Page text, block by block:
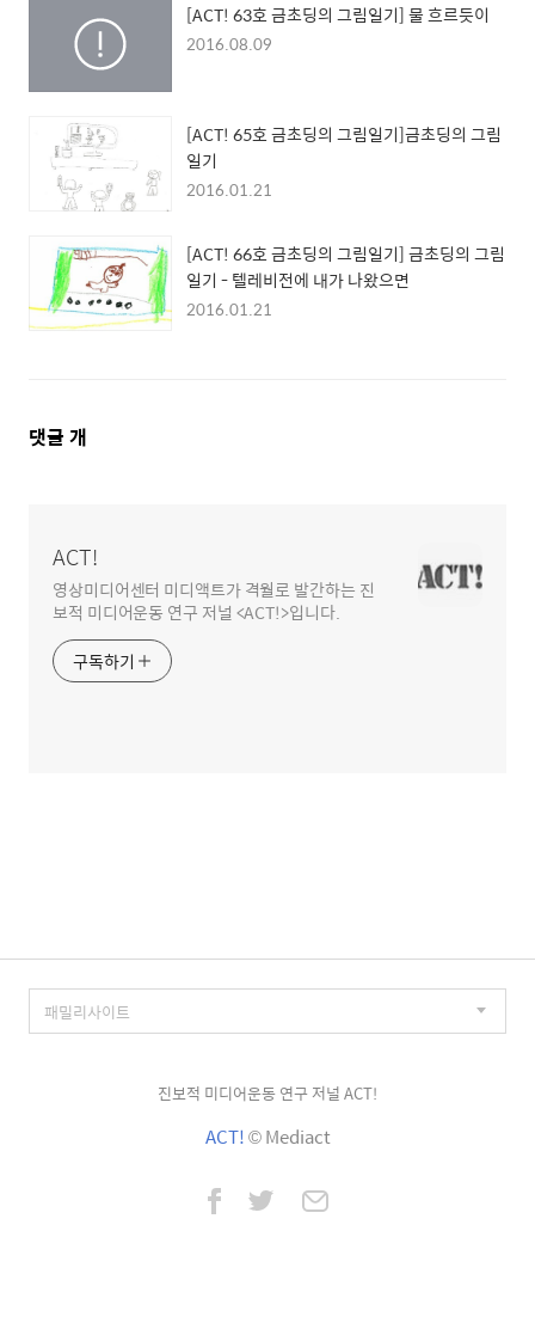
[ACT! 63호 금초딩의 그림일기] 물 흐르듯이
2016.08.09
[ACT! 65호 금초딩의 그림일기]금초딩의 그림
일기
2016.01.21
[ACT! 66호 금초딩의 그림일기] 금초딩의 그림
일기 - 텔레비전에 내가 나왔으면
2016.01.21
댓
댓글 개
ACT!
영상미디어센터 미디액트가 격월로 발간하는 진
보적 미디어운동 연구 저널 <ACT!>입니다.
구독하기
진보적 미디어운동 연구 저널 ACT!
ACT!© Mediact